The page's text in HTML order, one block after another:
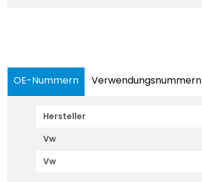
OE-Nummern Verwendungsnummern
Hersteller
Vw
Vw